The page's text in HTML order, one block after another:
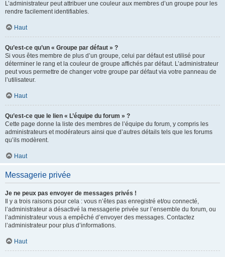
L’administrateur peut attribuer une couleur aux membres d’un groupe pour les
rendre facilement identifiables.
Haut
Qu’est-ce qu’un « Groupe par défaut » ?
Si vous êtes membre de plus d’un groupe, celui par défaut est utilisé pour
déterminer le rang et la couleur de groupe affichés par défaut. L’administrateur
peut vous permettre de changer votre groupe par défaut via votre panneau de
l’utilisateur.
Haut
Qu’est-ce que le lien « L’équipe du forum » ?
Cette page donne la liste des membres de l’équipe du forum, y compris les
administrateurs et modérateurs ainsi que d’autres détails tels que les forums
qu’ils modèrent.
Haut
Messagerie privée
Je ne peux pas envoyer de messages privés !
Il y a trois raisons pour cela : vous n’êtes pas enregistré et/ou connecté,
l’administrateur a désactivé la messagerie privée sur l’ensemble du forum, ou
l’administrateur vous a empêché d’envoyer des messages. Contactez
l’administrateur pour plus d’informations.
Haut